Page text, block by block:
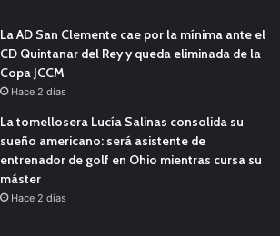
La AD San Clemente cae por la mínima ante el
CD Quintanar del Rey y queda eliminada de la
Copa JCCM
Hace 2 días
La tomellosera Lucía Salinas consolida su
sueño americano: será asistente de
entrenador de golf en Ohio mientras cursa su
máster
Hace 2 días